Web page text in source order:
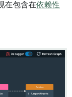
在包含在依赖性